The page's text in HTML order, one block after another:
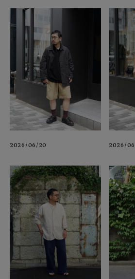
2026/06/20 2026/